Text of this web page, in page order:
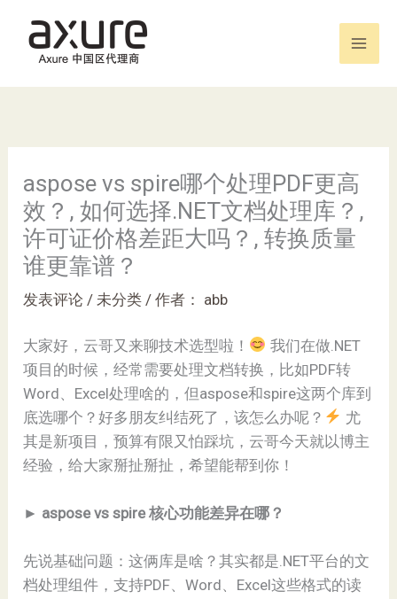
容
aspose vs spire哪个处理PDF更高
效？, 如何选择.NET文档处理库？,
许可证价格差距大吗？, 转换质量
谁更靠谱？
发表评论 / 未分类 / 作者： abb
大家好，云哥又来聊技术选型啦！
我们在做.NET
项目的时候，经常需要处理文档转换，比如PDF转
Word、Excel处理啥的，但aspose和spire这两个库到
底选哪个？好多朋友纠结死了，该怎么办呢？
尤
其是新项目，预算有限又怕踩坑，云哥今天就以博主
经验，给大家掰扯掰扯，希望能帮到你！
► ​ ​aspose vs spire 核心功能差异在哪？​
先说基础问题：这俩库是啥？其实都是.NET平台的文
档处理组件，支持PDF、Word、Excel这些格式的读